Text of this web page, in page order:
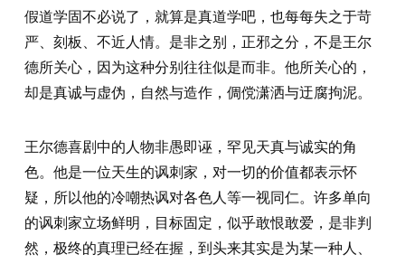
假道学固不必说了，就算是真道学吧，也每每失之于苛
严、刻板、不近人情。是非之别，正邪之分，不是王尔
德所关心，因为这种分别往往似是而非。他所关心的，
却是真诚与虚伪，自然与造作，倜傥潇洒与迂腐拘泥。
王尔德喜剧中的人物非愚即诬，罕见天真与诚实的角
色。他是一位天生的讽刺家，对一切的价值都表示怀
疑，所以他的冷嘲热讽对各色人等一视同仁。许多单向
的讽刺家立场鲜明，目标固定，似乎敢恨敢爱，是非判
然，极终的真理已经在握，到头来其实是为某一种人、